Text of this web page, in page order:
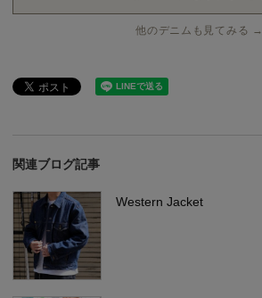
他のデニムも見てみる →
関連ブログ記事
Western Jacket